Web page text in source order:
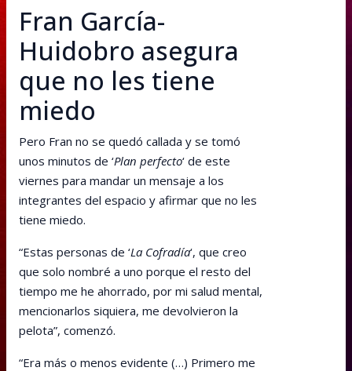
Fran García-
Huidobro asegura
que no les tiene
miedo
Pero Fran no se quedó callada y se tomó
unos minutos de ‘Plan perfecto‘ de este
viernes para mandar un mensaje a los
integrantes del espacio y afirmar que no les
tiene miedo.
“Estas personas de ‘La Cofradía‘, que creo
que solo nombré a uno porque el resto del
tiempo me he ahorrado, por mi salud mental,
mencionarlos siquiera, me devolvieron la
pelota”, comenzó.
“Era más o menos evidente (…) Primero me